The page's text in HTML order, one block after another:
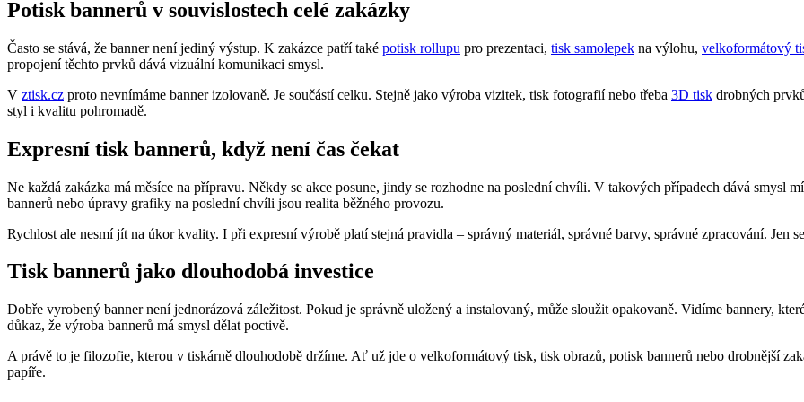
Potisk bannerů v souvislostech celé zakázky
Často se stává, že banner není jediný výstup. K zakázce patří také potisk rollupu pro prezentaci, tisk samolepek na výlohu, velkoformátový
propojení těchto prvků dává vizuální komunikaci smysl.
V ztisk.cz proto nevnímáme banner izolovaně. Je součástí celku. Stejně jako výroba vizitek, tisk fotografií nebo třeba 3D tisk drobných
styl i kvalitu pohromadě.
Expresní tisk bannerů, když není čas čekat
Ne každá zakázka má měsíce na přípravu. Někdy se akce posune, jindy se rozhodne na poslední chvíli. V takových případech dává smysl
bannerů nebo úpravy grafiky na poslední chvíli jsou realita běžného provozu.
Rychlost ale nesmí jít na úkor kvality. I při expresní výrobě platí stejná pravidla – správný materiál, správné barvy, správné zpracování. Jen
Tisk bannerů jako dlouhodobá investice
Dobře vyrobený banner není jednorázová záležitost. Pokud je správně uložený a instalovaný, může sloužit opakovaně. Vidíme bannery,
důkaz, že výroba bannerů má smysl dělat poctivě.
A právě to je filozofie, kterou v tiskárně dlouhodobě držíme. Ať už jde o velkoformátový tisk, tisk obrazů, potisk bannerů nebo drobnější
papíře.